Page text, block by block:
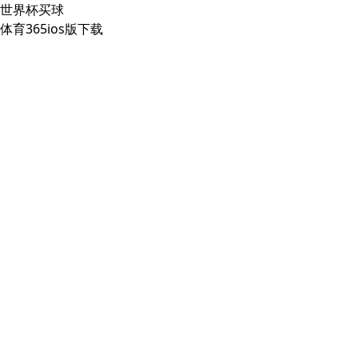
世界杯买球
体育365ios版下载